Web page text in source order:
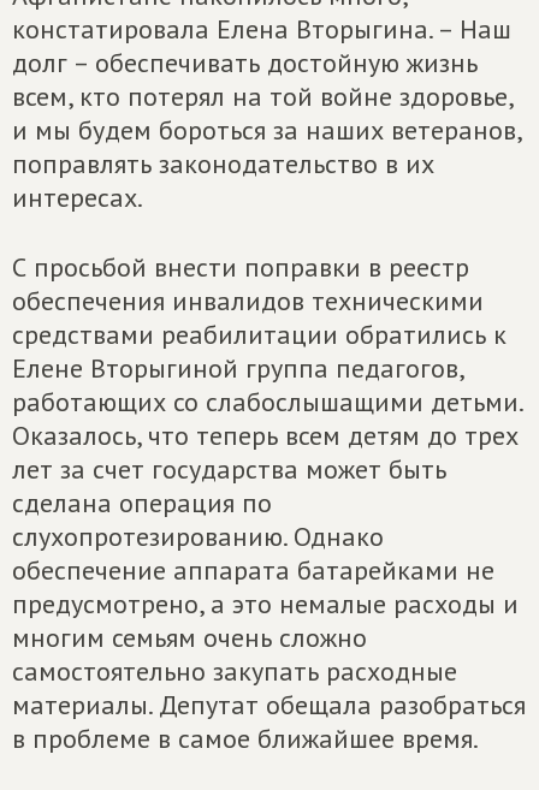
констатировала Елена Вторыгина. – Наш
долг – обеспечивать достойную жизнь
всем, кто потерял на той войне здоровье,
и мы будем бороться за наших ветеранов,
поправлять законодательство в их
интересах.
С просьбой внести поправки в реестр
обеспечения инвалидов техническими
средствами реабилитации обратились к
Елене Вторыгиной группа педагогов,
работающих со слабослышащими детьми.
Оказалось, что теперь всем детям до трех
лет за счет государства может быть
сделана операция по
слухопротезированию. Однако
обеспечение аппарата батарейками не
предусмотрено, а это немалые расходы и
многим семьям очень сложно
самостоятельно закупать расходные
материалы. Депутат обещала разобраться
в проблеме в самое ближайшее время.